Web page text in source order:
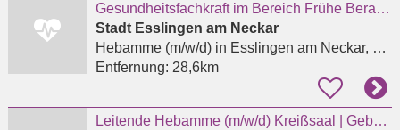
Gesundheitsfachkraft im Bereich Frühe Beratung und Hilfen für Familien mit Kindern von 0 bis 3
Stadt Esslingen am Neckar
Hebamme (m/w/d)in Esslingen am Neckar, Stadtmitte
Entfernung: 28,6km
Leitende Hebamme (m/w/d) Kreißsaal | Geburtshilfe - Ehingen